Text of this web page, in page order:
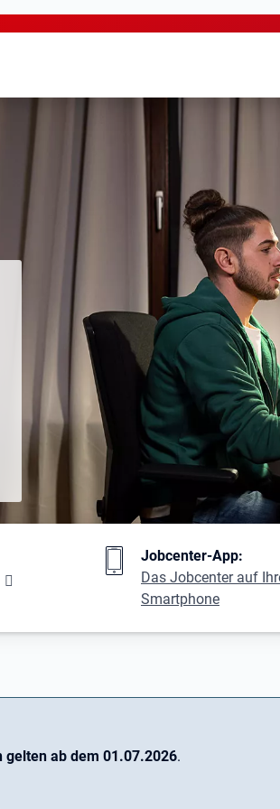
Jobcenter-App:
Das Jobcenter auf
Smartphone
gelten ab dem 01.07.2026.